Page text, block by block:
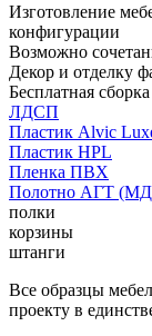
Изготовление
конфигурации
Возможно
Декор и отделку
Бесплатная
ЛДСП
Пластик Alvic
Пластик HPL
Пленка ПВХ
Полотно АГТ
полки
корзины
штанги
Все образцы
проекту в